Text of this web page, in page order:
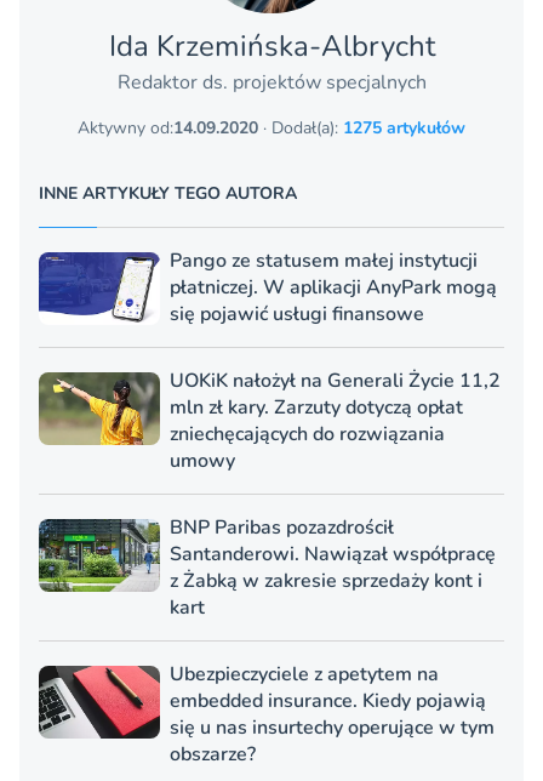
Ida Krzemińska-Albrycht
Redaktor ds. projektów specjalnych
Aktywny od:14.09.2020 · Dodał(a): 1275 artykułów
INNE ARTYKUŁY TEGO AUTORA
Pango ze statusem małej instytucji
płatniczej. W aplikacji AnyPark mogą
się pojawić usługi finansowe
UOKiK nałożył na Generali Życie 11,2
mln zł kary. Zarzuty dotyczą opłat
zniechęcających do rozwiązania
umowy
BNP Paribas pozazdrościł
Santanderowi. Nawiązał współpracę
z Żabką w zakresie sprzedaży kont i
kart
Ubezpieczyciele z apetytem na
embedded insurance. Kiedy pojawią
się u nas insurtechy operujące w tym
obszarze?